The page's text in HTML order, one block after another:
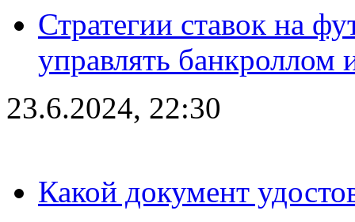
Стратегии ставок на
управлять банкроллом
23.6.2024, 22:30
Какой документ